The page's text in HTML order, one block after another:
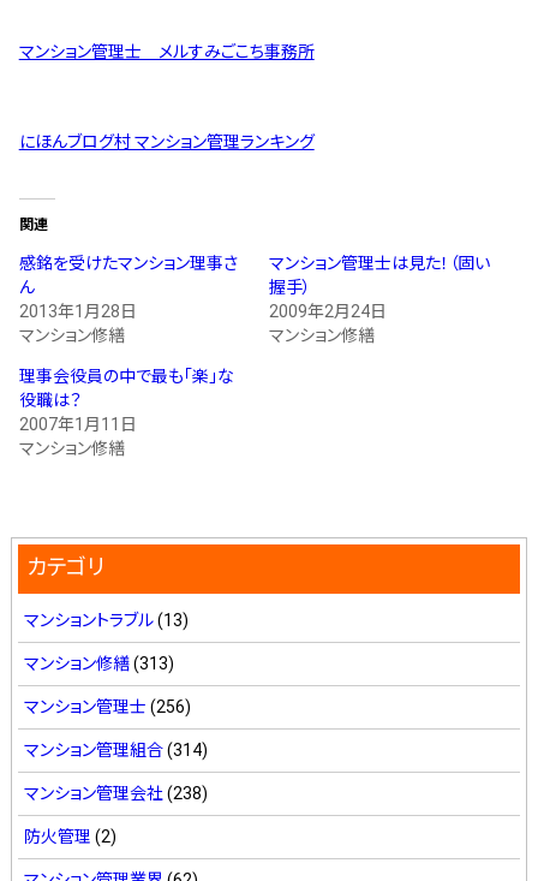
マンション管理士 メルすみごこち事務所
にほんブログ村 マンション管理ランキング
関連
感銘を受けたマンション理事さ
ん
2013年1月28日
マンション修繕
マンション管理士は見た！（固い
握手）
2009年2月24日
マンション修繕
理事会役員の中で最も「楽」な
役職は？
2007年1月11日
マンション修繕
カテゴリ
マンショントラブル(13)
マンション修繕(313)
マンション管理士 (256)
マンション管理組合(314)
マンション管理会社 (238)
防火管理 (2)